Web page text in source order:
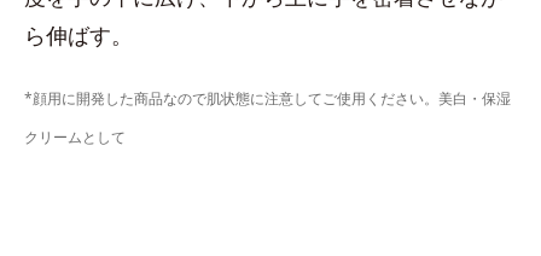
ら伸ばす。
*顔用に開発した商品なので肌状態に注意してご使用ください。美白・保湿
クリームとして